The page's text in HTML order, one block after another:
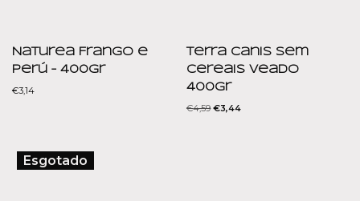
Naturea Frango e
Perú – 400gr
€3,14
Terra Canis Sem
Cereais Veado
400gr
€4,59 €3,44
Esgotado